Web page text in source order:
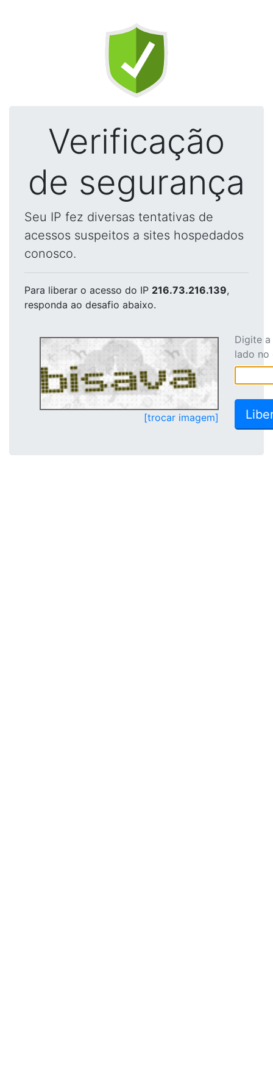
Verificação
de segurança
Seu IP fez diversas tentativas de
acessos suspeitos a sites hospedados
conosco.
Para liberar o acesso do IP 216.73.216.139,
responda ao desafio abaixo.
[trocar imagem]
Digite
lado no